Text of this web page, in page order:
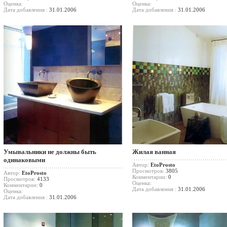
Оценка:
Дата добавления : 31.01.2006
Оценка:
Дата добавления : 31.01.2006
Умывальники не должны быть
одинаковыми
Автор: EtoProsto
Просмотров: 4133
Комментарии: 0
Оценка:
Дата добавления : 31.01.2006
Жилая ванная
Автор: EtoProsto
Просмотров: 3805
Комментарии: 0
Оценка:
Дата добавления : 31.01.2006